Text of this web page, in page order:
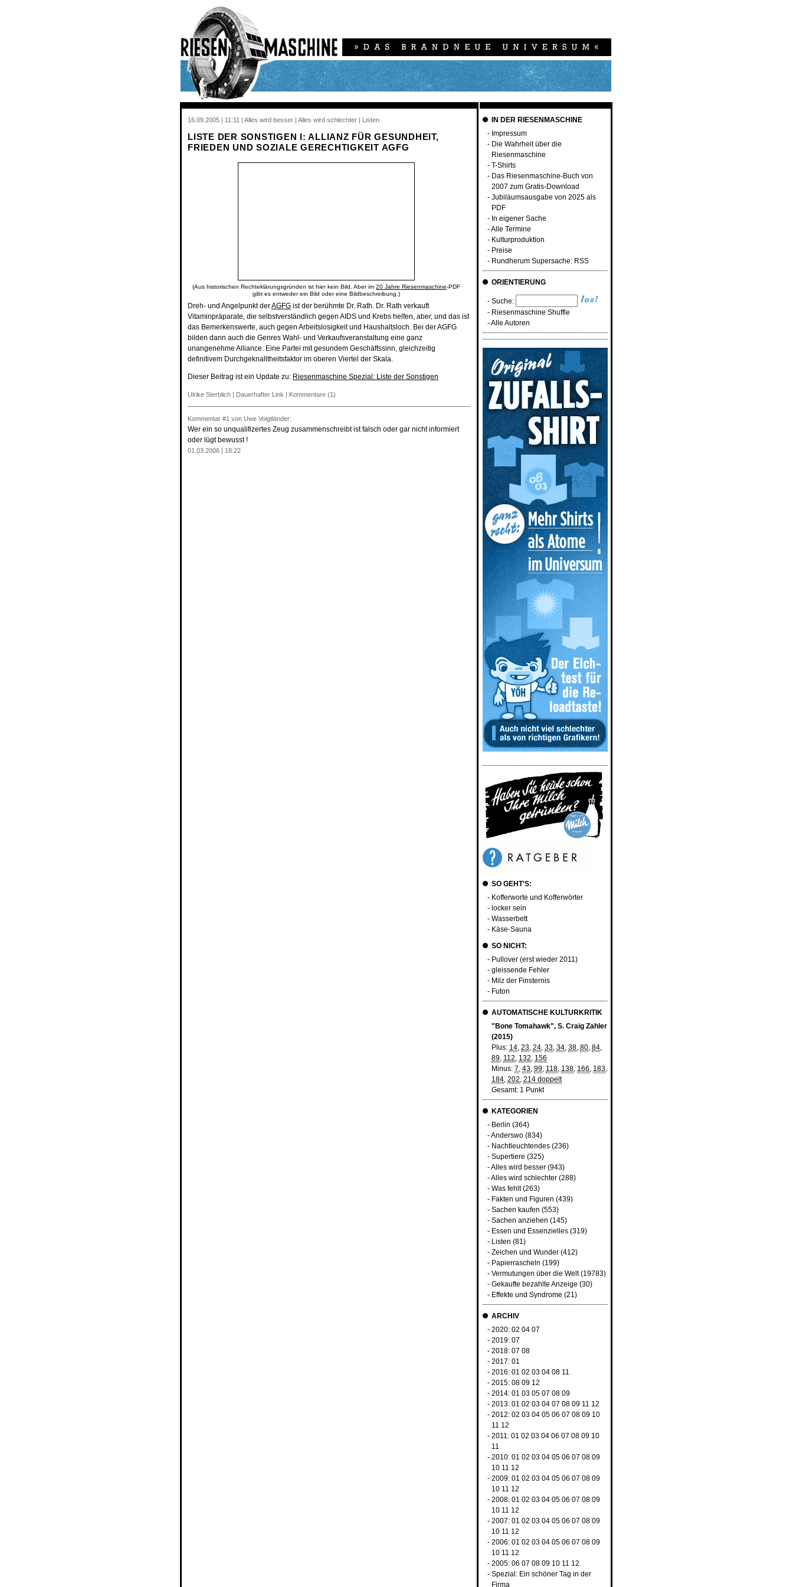
16.09.2005 | 11:11 | Alles wird besser | Alles wird schlechter | Listen
LISTE DER SONSTIGEN I: ALLIANZ FÜR GESUNDHEIT,
FRIEDEN UND SOZIALE GERECHTIGKEIT AGFG
(Aus historischen Rechteklärungsgründen ist hier kein Bild. Aber im 20 Jahre Riesenmaschine-PDF
gibt es entweder ein Bild oder eine Bildbeschreibung.)
Dreh- und Angelpunkt derAGFG ist der berühmte Dr. Rath. Dr. Rath verkauft
Vitaminpräparate, die selbstverständlich gegen AIDS und Krebs helfen, aber, und das ist
das Bemerkenswerte, auch gegen Arbeitslosigkeit und Haushaltsloch. Bei der AGFG
bilden dann auch die Genres Wahl- und Verkaufsveranstaltung eine ganz
unangenehme Alliance. Eine Partei mit gesundem Geschäftssinn, gleichzeitig
definitivem Durchgeknalltheitsfaktor im oberen Viertel der Skala.
Dieser Beitrag ist ein Update zu: Riesenmaschine Spezial: Liste der Sonstigen
Ulrike Sterblich | Dauerhafter Link | Kommentare (1)
Kommentar #1 von Uwe Voigtländer:
Wer ein so unqualifizertes Zeug zusammenschreibt ist falsch oder gar nicht informiert
oder lügt bewusst !
01.03.2006 | 18:22
IN DER RIESENMASCHINE
- Impressum
- Die Wahrheit über die
Riesenmaschine
- T-Shirts
- Das Riesenmaschine-Buch von
2007 zum Gratis-Download
- Jubiläumsausgabe von 2025 als
PDF
- In eigener Sache
-Alle Termine
- Kulturproduktion
- Preise
- Rundherum Supersache: RSS
ORIENTIERUNG
- Suche:
- Riesenmaschine Shuffle
-Alle Autoren
SO GEHT'S:
- Kofferworte und Kofferwörter
- locker sein
- Wasserbett
- Käse-Sauna
SO NICHT:
- Pullover (erst wieder 2011)
- gleissende Fehler
- Milz der Finsternis
- Futon
AUTOMATISCHE KULTURKRITIK
"Bone Tomahawk", S. Craig Zahler
(2015)
Plus: 14, 23, 24, 33, 34, 38, 80, 84,
89, 112, 132, 156
Minus: 7, 43, 99, 118, 138, 166, 183,
184, 202, 214 doppelt
Gesamt: 1 Punkt
KATEGORIEN
- Berlin (364)
-Anderswo(834)
- Nachtleuchtendes(236)
- Supertiere (325)
-Alles wird besser(943)
-Alles wird schlechter(288)
- Was fehlt(263)
- Fakten und Figuren (439)
- Sachen kaufen (553)
- Sachen anziehen (145)
- Essen und Essenzielles(319)
- Listen (81)
- Zeichen und Wunder(412)
- Papierrascheln (199)
- Vermutungen über die Welt(19783)
- Gekaufte bezahlte Anzeige (30)
- Effekte und Syndrome (21)
ARCHIV
- 2020: 02 04 07
- 2019: 07
- 2018: 07 08
- 2017: 01
- 2016: 01 02 03 04 08 11
- 2015: 08 09 12
- 2014: 01 03 05 07 08 09
- 2013: 01 02 03 04 07 08 09 11 12
- 2012: 02 03 04 05 06 07 08 09 10
11 12
- 2011: 01 02 03 04 06 07 08 09 10
11
- 2010: 01 02 03 04 05 06 07 08 09
10 11 12
- 2009: 01 02 03 04 05 06 07 08 09
10 11 12
- 2008: 01 02 03 04 05 06 07 08 09
10 11 12
- 2007: 01 02 03 04 05 06 07 08 09
10 11 12
- 2006: 01 02 03 04 05 06 07 08 09
10 11 12
- 2005: 06 07 08 09 10 11 12
- Spezial: Ein schöner Tag in der
Firma